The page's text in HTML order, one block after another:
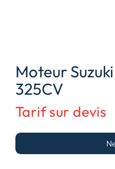
Moteur
325CV
Tarif sur devis